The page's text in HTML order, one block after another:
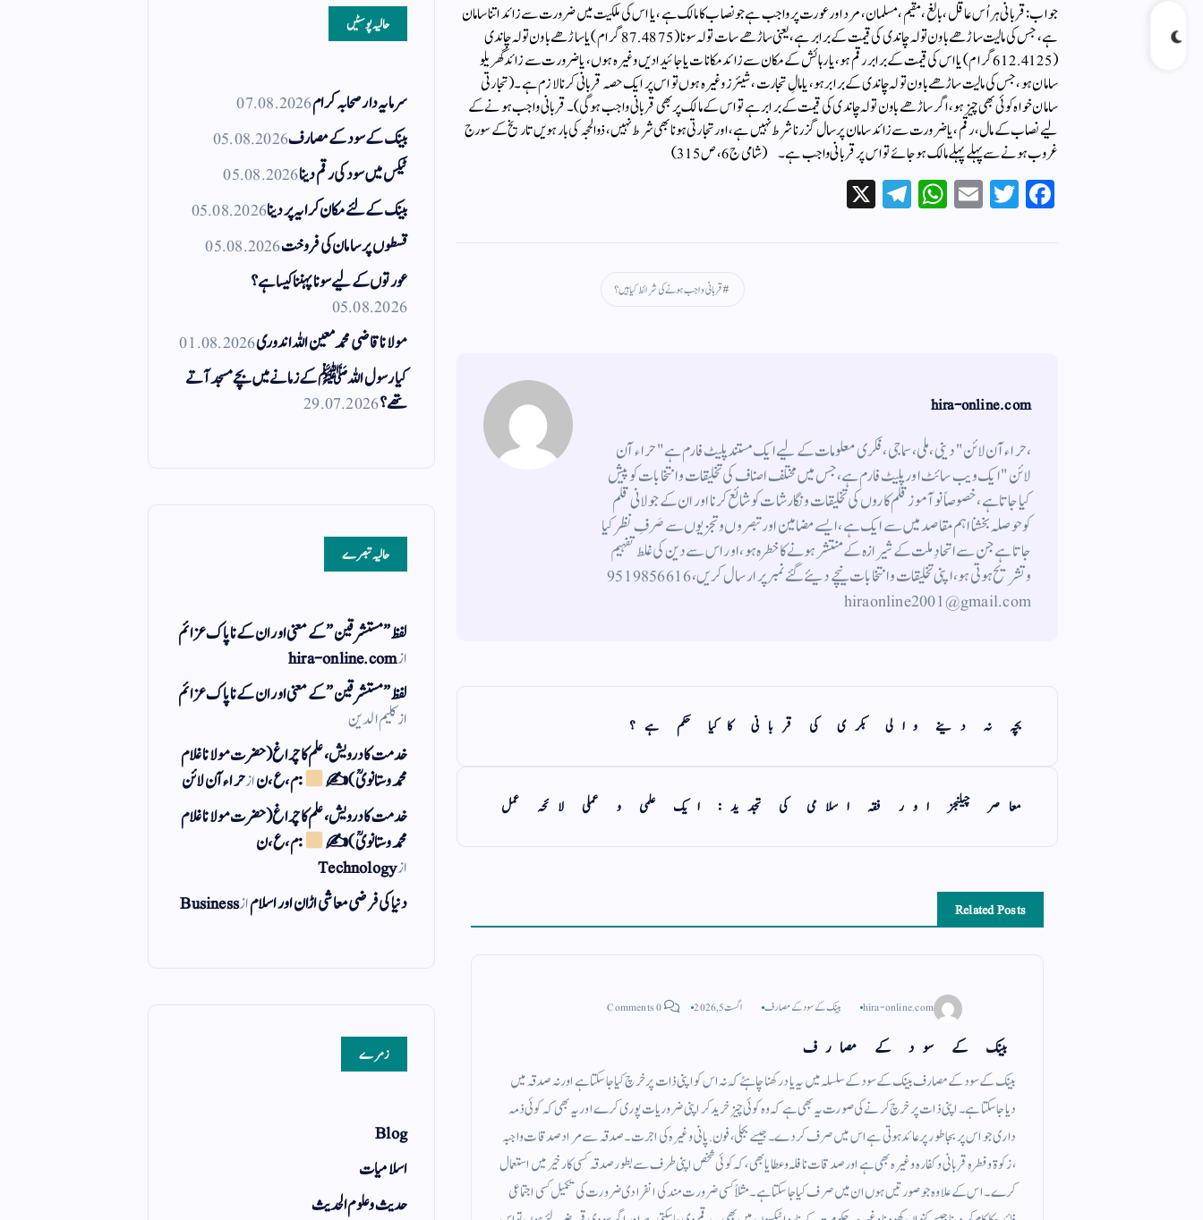
جواب:قربانی ہر اُس عاقل ، بالغ ، مقیم، مسلمان، مرد اور عورت پر واجب ہے جو نصاب کا مالک ہے ، یا اس کی ملکیت میں ضرورت سے زائد اتنا سامان
ہے، جس کی مالیت ساڑھے باون تولہ چاندی کی قیمت کے برابر ہے، یعنی ساڑھے سات تولہ سونا (87.4875گرام ) یا ساڑھے باون تولہ چاندی
(612.4125گرام ) یا اس کی قیمت کے برابر رقم ہو ، یا رہائش کے مکان سے زائد مکانات یا جائیدادیں وغیرہ ہوں، یا ضرورت سے زائد گھریلو
سامان ہو ، جس کی مالیت ساڑھے باون تولہ چاندی کے برابر ہو، یا مالِ تجارت، شیئرز وغیرہ ہوں تو اس پر ایک حصہ قربانی کرنا لازم ہے ۔ (تجارتی
سامان خواہ کوئی بھی چیز ہو، اگر ساڑھے باون تولہ چاندی کی قیمت کے برابر ہے تو اس کے مالک پر بھی قربانی واجب ہوگی)۔ قربانی واجب ہونے کے
لیے نصاب کے مال ، رقم ، یا ضرورت سے زائد سامان پر سال گزرنا شرط نہیں ہے، اور تجارتی ہونا بھی شرط نہیں، ذوالحجہ کی بارہویں تاریخ کے سورج
غروب ہونے سے پہلے پہلے مالک ہوجائے تو اس پر قربانی واجب ہے۔ (شامی ج6،ص315)
Fa
ce
T
wi
E
m
W
ha
Te
le
قربانی واجب ہونے کی شرائط کیا ہیں؟
hira-online.com
،حراء آن لائن" دینی ، ملی ، سماجی ، فکری معلومات کے لیے ایک مستند پلیٹ فارم ہے " حراء آن
لائن " ایک ویب سائٹ اور پلیٹ فارم ہے ، جس میں مختلف اصناف کی تخلیقات و انتخابات کو پیش
کیا جاتا ہے ، خصوصاً نوآموز قلم کاروں کی تخلیقات و نگارشات کو شائع کرنا اور ان کے جولانی قلم
کوحوصلہ بخشنا اہم مقاصد میں سے ایک ہے ، ایسے مضامین اورتبصروں وتجزیوں سے صَرفِ نظر کیا
جاتاہے جن سے اتحادِ ملت کے شیرازہ کے منتشر ہونے کاخطرہ ہو ، اور اس سے دین کی غلط تفہیم
وتشریح ہوتی ہو، اپنی تخلیقات و انتخابات نیچے دیئے گئے نمبر پر ارسال کریں ، 9519856616
hiraonline2001@gmail.com
بچہ نہ دینے والی بکری کی قربانی کاکیا حکم ہے؟
معاصر چیلنجز اور فقہ اسلامی کی تجدید: ایک علمی و عملی لائحہ عمل
Related Posts
hira-online.com بینک کے سود کے مصارف اگست 5, 2026
بینک کے سود کے مصارف
بینک کے سود کے مصارف بینک کے سود کے سلسلہ میں یہ یاد رکھنا چاہئے کہ نہ اس کو اپنی ذات پر خرچ کیا جاسکتا ہے اور نہ صدقہ میں
دیا جا سکتا ہے ۔ اپنی ذات پر خرچ کرنے کی صورت یہ بھی ہے کہ وہ کوئی چیز خرید کر اپنی ضروریات پوری کرے اور یہ بھی کہ کوئی ذمہ
داری جو اس پر بجا طور پر عائد ہوتی ہے اس میں صرف کر دے ۔ جیسے بجلی ، فون . پانی وغیرہ کی اجرت ۔ صدقہ سے مراد صدقات واجبہ
، زکوة و فطرہ قربانی و کفارہ وغیرہ بھی ہے اور صدقات نافلہ و عطایا بھی ، کہ کوئی شخص اپنی طرف سے بطور صدقہ کسی کار خیر میں استعمال
کرے ۔ اس کے علاوہ جو صورتیں ہوں ان میں صرف کیا جاسکتا ہے ۔ مثلاً کسی ضرورت مند کی انفرادی ضرورت کی تکمیل کسی اجتماعی
حالیہ پوسٹیں
سرمایہ دار صحابہ کرام07.08.2026
بینک کے سود کے مصارف05.08.2026
ٹیکس میں سود کی رقم دینا05.08.2026
بینک کے لئے مکان کرایہ پر دینا05.08.2026
قسطوں پر سامان کی فروخت05.08.2026
عورتوں کے لیے سونا پہننا کیسا ہے؟
05.08.2026
مولانا قاضی محمد معین اللہ اندوری01.08.2026
کیا رسول اللہ ﷺ کے زمانے میں بچے مسجد آتے
تھے؟29.07.2026
حالیہ تبصرے
لفظ ” مستشرقین ” کے معنی اور ان کے نا پاک عزائم
ازhira-online.com
لفظ ” مستشرقین ” کے معنی اور ان کے نا پاک عزائم
ازکلیم الدین
خدمت کا درویش، علم کا چراغ(حضرت مولانا غلام
محمد وستانویؒ)✍
: م ، ع ، نازحراء آن لائن
خدمت کا درویش، علم کا چراغ(حضرت مولانا غلام
محمد وستانویؒ)✍
: م ، ع ، ن
ازTechnology
دنیا کی فرضی معاشی اڑان اور اسلامازBusiness
زمرے
Blog
اسلامیات
حدیث و علوم الحدیث